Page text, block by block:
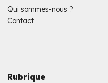
Qui sommes-nous ?
Contact
Rubrique